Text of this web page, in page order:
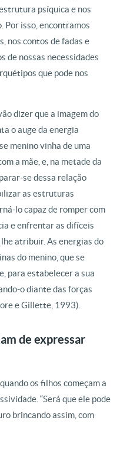
psíquica e nos
Por isso, encontramos
nos contos de fadas e
de nossas necessidades
que pode nos
dizer que a imagem do
o auge da energia
menino vinha de uma
a mãe, e, na metade da
se dessa relação
as estruturas
lo capaz de romper com
e enfrentar as difíceis
atribuir. As energias do
do menino, que se
para estabelecer a sua
o diante das forças
e Gillette, 1993).
de expressar
os filhos começam a
“Será que ele pode
brincando assim, com